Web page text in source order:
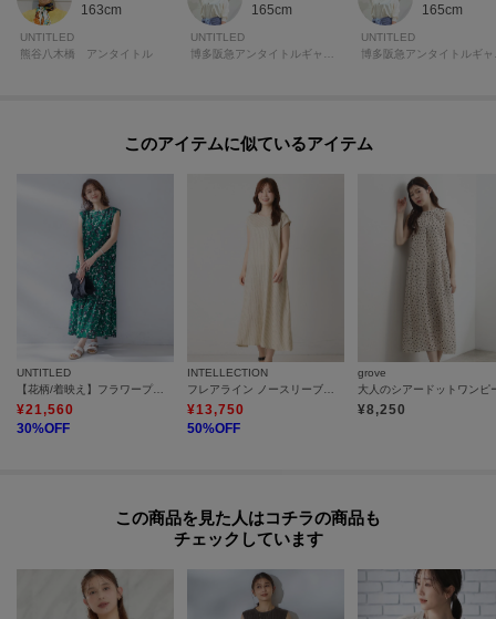
163cm
UNTITLED
熊谷八木橋 アンタイトル
165cm
UNTITLED
165cm
UNTITLED
このアイテムに似ているアイテム
UNTITLED
【花柄/着映え】フラワープリントワンピース
¥21,560
30%OFF
INTELLECTION
フレアライン ノースリーブワンピース
¥13,750
50%OFF
grove
大人のシアードットワンピ
¥8,250
この商品を見た人はコチラの商品も
チェックしています